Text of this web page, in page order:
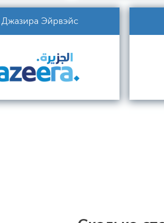
Джазира Эйрвэйс